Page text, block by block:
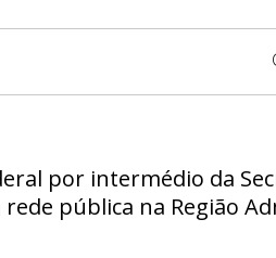
por intermédio da
pública na Região